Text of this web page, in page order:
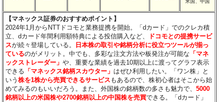
米国、中国
【マネックス証券のおすすめポイント】
2024年1月からNTTドコモと業務提携を開始。「dカード」でのクレカ積
立、dカード年間利用額特典による投信購入など、
ドコモとの提携サービ
スが続々登場している。
日本株の取引や銘柄分析に役立つツールが揃っ
ているのがメリット。中でも、多彩な注文方法や板発注が可能な 「マネ
ックストレーダー」や、重要な業績を過去10期以上に渡ってグラフ表示
できる 「マネックス銘柄スカウター」 はぜひ利用したい。「ワン株」と
いう株を1株から売買できるサービス もあるので、株初心者はそこから始
めてみるのもいいだろう。また、外国株の銘柄数の多さも魅力で、5000
銘柄以上の米国株や2700銘柄以上の中国株を売買できる。「dカード」